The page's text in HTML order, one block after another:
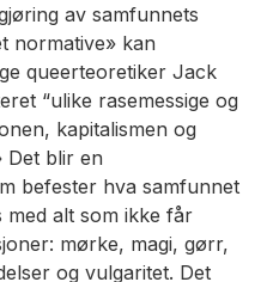
av samfunnets
normative» kan
queerteoretiker Jack
“ulike rasemessige og
kapitalismen og
Det blir en
befester hva samfunnet
alt som ikke får
mørke, magi, gørr,
og vulgaritet. Det